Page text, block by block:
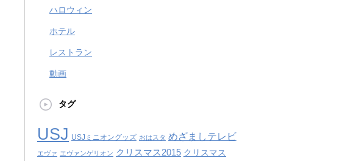
ハロウィン
ホテル
レストラン
動画
タグ
USJ USJミニオングッズ おはスタ めざましテレビ
エヴァ エヴァンゲリオン クリスマス2015 クリスマス